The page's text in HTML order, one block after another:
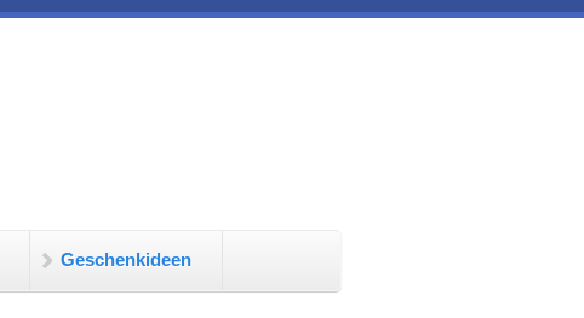
Geschenkideen